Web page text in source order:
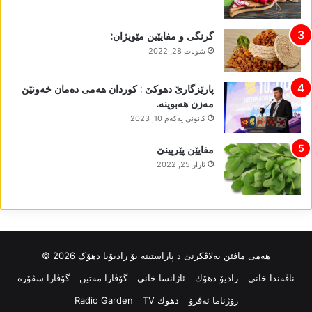
گرنگی و مفایێین مێویژان:
شوبات 28, 2022
پارێزگارێ دھوکێ : کوردان ھەمی دەمان خەونێن
مەزن ھەبوینە.
كانونی یه‌كه‌م 10, 2023
مفایێن پێرپینێ
ئازار 25, 2022
ھەمی مافێن بەلاڤکرنێ د پاراستینە بۆ رادیۆیا دھۆک 2026 ©
ناڤه‌ندا خانی
رادیۆ دهۆك ئاژانسا خانی گۆڤارا مەتین
گۆڤارا سڤۆرە
رۆژناما ئەڤرۆ
دهوك TV Radio Garden